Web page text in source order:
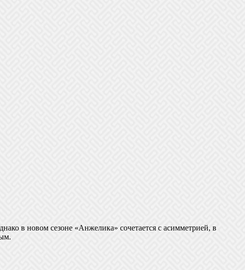
в новом сезоне «Анжелика» сочетается с асимметрией, в